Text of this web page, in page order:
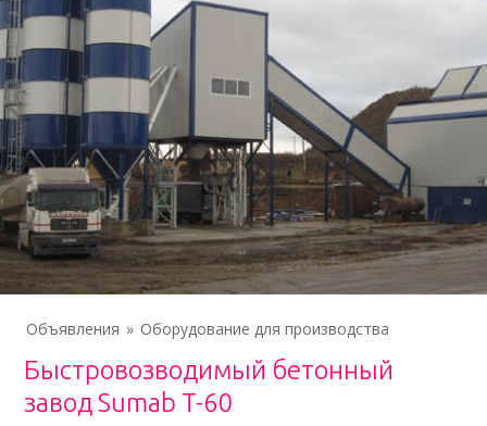
Объявления Оборудование для производства
Быстровозводимый бетонный
завод Sumab T-60